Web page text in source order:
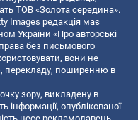
ТОВ «Золота середина».
Images редакція має
України «Про авторські
без письмового
вони не
перекладу, поширенню в
зору, викладену в
інформації, опублікованої